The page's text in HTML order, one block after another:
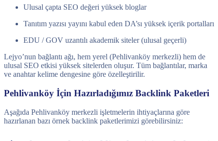
Ulusal çapta SEO değeri yüksek bloglar
Tanıtım yazısı yayını kabul eden DA’sı yüksek içerik portalları
EDU / GOV uzantılı akademik siteler (ulusal geçerli)
Lejyo’nun bağlantı ağı, hem yerel (Pehlivanköy merkezli) hem de
ulusal SEO etkisi yüksek sitelerden oluşur. Tüm bağlantılar, marka
ve anahtar kelime dengesine göre özelleştirilir.
Pehlivanköy İçin Hazırladığımız Backlink Paketleri
Aşağıda Pehlivanköy merkezli işletmelerin ihtiyaçlarına göre
hazırlanan bazı örnek backlink paketlerimizi görebilirsiniz: